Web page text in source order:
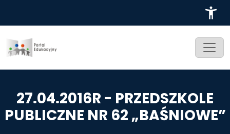
27.04.2016R - PRZEDSZKOLE
PUBLICZNE NR 62 „BAŚNIOWE”